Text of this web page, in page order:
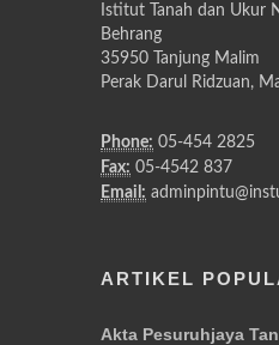
Istitut Tanah dan Ukur
Behrang
35950 Tanjung Malim
Perak Darul Ridzuan,
Phone: 05-454 2825
Fax: 05-4542 837
Email:
ARTIKEL
Akta Pesuruhjaya